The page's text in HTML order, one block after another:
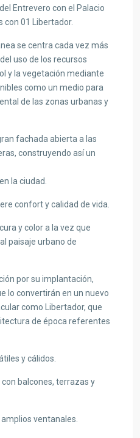
Entrevero con el Palacio
con 01 Libertador.
se centra cada vez más
uso de los recursos
y la vegetación mediante
como un medio para
de las zonas urbanas y
fachada abierta a las
construyendo así un
la ciudad.
confort y calidad de vida.
y color a la vez que
paisaje urbano de
por su implantación,
lo convertirán en un nuevo
como Libertador, que
de época referentes
y cálidos.
balcones, terrazas y
ventanales.